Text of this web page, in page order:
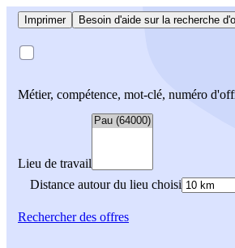
Imprimer Besoin d'aide sur la recherche
Métier, compétence, mot-clé, numéro
Lieu de travail
Distance autour du lieu choisi
Rechercherdes offres